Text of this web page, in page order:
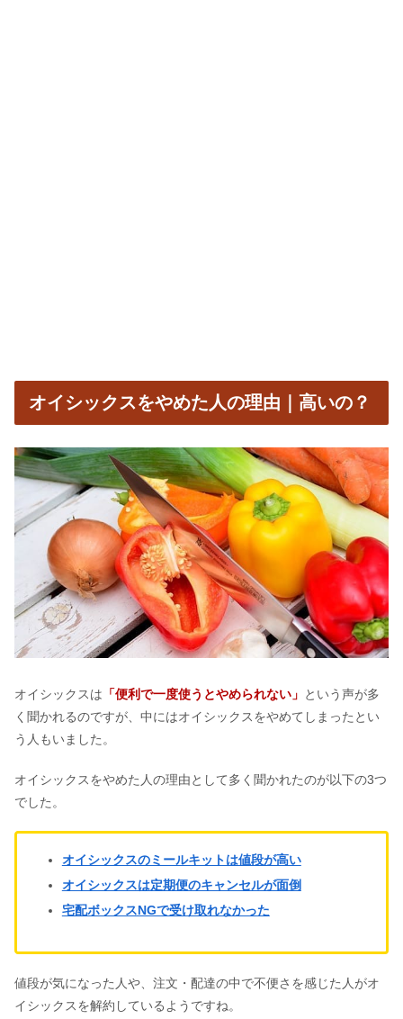
オイシックスをやめた人の理由｜高いの？
オイシックスは 「便利で一度使うとやめられない」 という声が多
く聞かれるのですが、中にはオイシックスをやめてしまったとい
う人もいました。
オイシックスをやめた人の理由として多く聞かれたのが以下の3つ
でした。
オイシックスのミールキットは値段が高い
オイシックスは定期便のキャンセルが面倒
宅配ボックスNGで受け取れなかった
値段が気になった人や、注文・配達の中で不便さを感じた人がオ
イシックスを解約しているようですね。